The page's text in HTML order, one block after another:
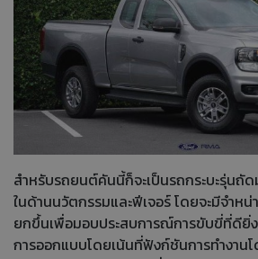
สำหรับรถยนต์คันนี้ก็จะเป็นรถกระบะรุ่นถั
ในด้านนวัตกรรมและฟีเจอร์ โดยจะมีจำหน่
ยกขึ้นเพื่อมอบประสบการณ์การขับขี่ที่ดียิ่
การออกแบบโดยเน้นที่ฟังก์ชันการทำงาน